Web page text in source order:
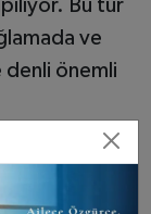
Bu tür
ve
denli önemli